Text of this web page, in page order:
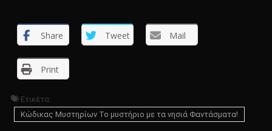
Share Tweet Mail
Print
Ετικέτα:
Κώδικας Μυστηρίων Το μυστήριο με τα νησιά Φαντάσματα!